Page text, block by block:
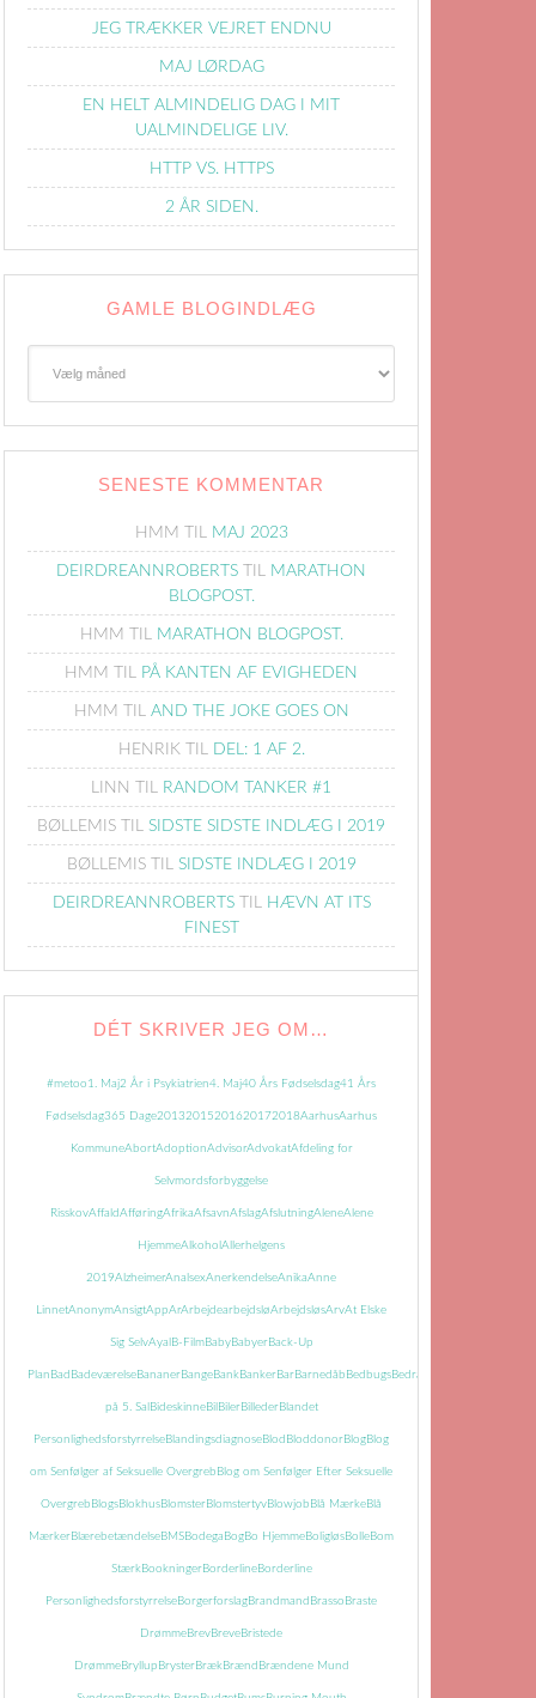
JEG TRÆKKER VEJRET ENDNU
MAJ LØRDAG
EN HELT ALMINDELIG DAG I MIT
UALMINDELIGE LIV.
HTTP VS. HTTPS
2 ÅR SIDEN.
GAMLE BLOGINDLÆG
SENESTE KOMMENTAR
HMM TIL MAJ 2023
DEIRDREANNROBERTS TIL MARATHON
BLOGPOST.
HMM TIL MARATHON BLOGPOST.
HMM TIL PÅ KANTEN AF EVIGHEDEN
HMM TIL AND THE JOKE GOES ON
HENRIKTIL DEL: 1 AF 2.
LINN TIL RANDOM TANKER #1
BØLLEMIS TIL SIDSTE SIDSTE INDLÆG I 2019
BØLLEMISTIL SIDSTE INDLÆG I 2019
DEIRDREANNROBERTSTIL HÆVN AT ITS
FINEST
DÉT SKRIVER JEG OM…
#metoo 1. Maj2 År i Psykiatrien4. Maj40 Års Fødselsdag41 Års
Fødselsdag365 Dage20132015201620172018AarhusAarhus
KommuneAbortAdoptionAdvisorAdvokatAfdeling for
Selvmordsforbyggelse
RisskovAffald AfføringAfrikaAfsavnAfslagAfslutningAleneAlene
HjemmeAlkohol Allerhelgens
2019AlzheimerAnalsexAnerkendelseAnikaAnne
LinnetAnonymAnsigtAppArArbejdearbejdsløArbejdsløsArvAt Elske
Sig SelvAyal B-FilmBabyBabyerBack-Up
Plan Bad BadeværelseBananerBangeBankBankerBarBarnedåb BedbugsBedrageri
på 5. Sal BideskinneBil BilerBillederBlandet
PersonlighedsforstyrrelseBlandingsdiagnoseBlod BloddonorBlogBlog
om Senfølger af Seksuelle Overgreb Blog om Senfølger Efter Seksuelle
Overgreb BlogsBlokhusBlomsterBlomstertyvBlowjob Blå MærkeBlå
MærkerBlærebetændelseBMSBodega BogBo HjemmeBoligløsBolleBom
StærkBookningerBorderlineBorderline
PersonlighedsforstyrrelseBorgerforslagBrandmand Brasso Braste
DrømmeBrevBreveBristede
DrømmeBryllup BrysterBrækBrænd Brændene Mund